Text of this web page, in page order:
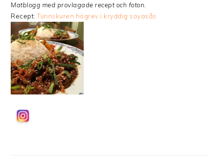
Matblogg med provlagade recept och foton.
Recept:Tunnskuren högrev i kryddig soyasås